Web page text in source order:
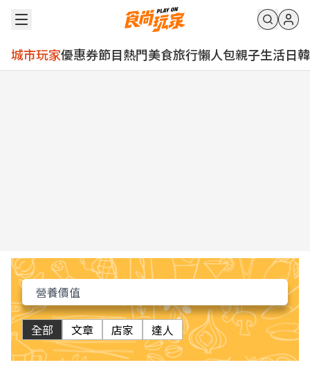
城市玩家優惠券節目熱門美食旅行懶人包親子生活日韓
全部 文章 店家 達人